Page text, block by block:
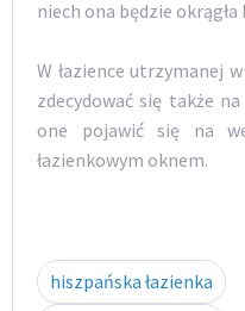
niech ona będzie
W łazience utrzymanej
zdecydować się także
one pojawić się na
łazienkowym oknem.
hiszpańska łazienka